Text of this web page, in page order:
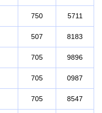
750 5711
507 8183
705 9896
705 0987
705 8547